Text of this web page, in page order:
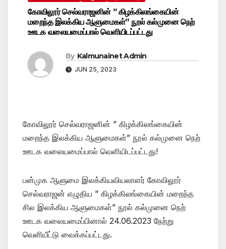
கோவிலூர் செல்வராஜனின் ” கிழக்கிலங்கையின்
மறைந்த இலக்கிய ஆளுமைகள்” நூல் கல்முனை நெற்
ஊடக வலையமைப்பால் வெளியிடப்பட்டது
By Kalmunainet Admin
JUN 25, 2023
கோவிலூர் செல்வராஜனின் ” கிழக்கிலங்கையின்
மறைந்த இலக்கிய ஆளுமைகள்” நூல் கல்முனை நெற்
ஊடக வலையமைப்பால் வெளியிடப்பட்டது!
பன்முக ஆளுமை இலக்கியவியலாளர் கோவிலூர்
செல்வராஜன் எழுதிய ” கிழக்கிலங்கையின் மறைந்த
சில இலக்கிய ஆளுமைகள்” நூல் கல்முனை நெற்
ஊடக வலையமைப்பினால் 24.06.2023 நேற்று
வெளியீட்டு வைக்கப்பட்டது.